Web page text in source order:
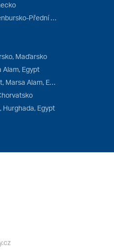
Steigenberger Hotel Sonne, Meklenbursko-Přední Pomořansko, Německo
Maďarsko
Alam, Egypt
Dream Lagoon & Aqua Park Resort, Marsa Alam, Egypt
Hurghada, Egypt